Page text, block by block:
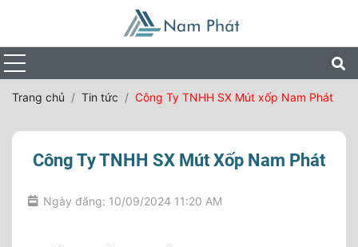
Trang chủ Tin tức Công Ty TNHH SX Mút xốp Nam Phát
Công Ty TNHH SX Mút Xốp Nam Phát
Ngày đăng: 10/09/2024 11:20 AM